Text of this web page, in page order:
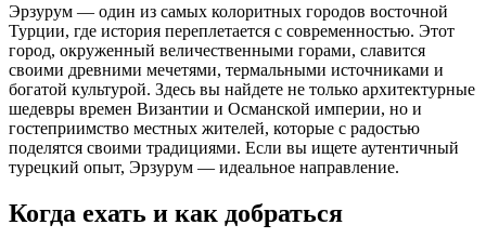
Эрзурум — один из самых колоритных городов восточной
Турции, где история переплетается с современностью. Этот
город, окруженный величественными горами, славится
своими древними мечетями, термальными источниками и
богатой культурой. Здесь вы найдете не только архитектурные
шедевры времен Византии и Османской империи, но и
гостеприимство местных жителей, которые с радостью
поделятся своими традициями. Если вы ищете аутентичный
турецкий опыт, Эрзурум — идеальное направление.
Когда ехать и как добраться